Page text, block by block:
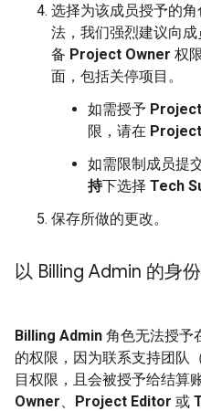
选择为该成员授予的
法，我们强烈建议向
备 Project Owner 权
面，包括关停项目。
如需授予
限，请在 Project
如需限制成员提
持下选择 Tech
保存所做的更改。
以 Billing Admin 的身
Billing Admin 角色无法授予
的权限，因为联系支持团队
目权限，且会被授予给结算
Owner
Project Editor 或